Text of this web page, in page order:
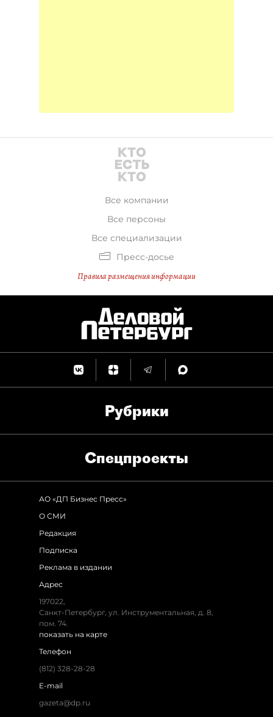
Все компании
Все персоны
Все специализации
Пресс-досье
Правила размещения информации
Рубрики
Спец­проекты
АО «ДП Бизнес Пресс»
О СМИ
Редакция
Подписка
Реклама в издании
Адрес
197022,
Санкт-Петербург, ул. Инструментальная, д. 8,
пом. 74.
показать на карте
Телефон
(812) 328-28-28
E-mail
gazeta@dp.ru